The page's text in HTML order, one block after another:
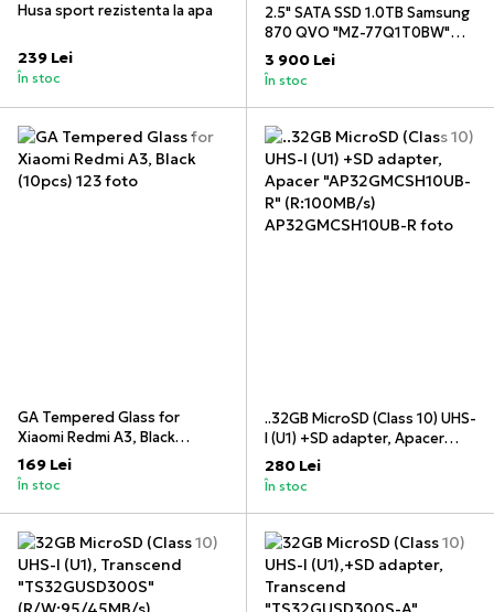
Husa sport rezistenta la apa
239 Lei
În stoc
2.5" SATA SSD 1.0TB Samsung
870 QVO "MZ-77Q1T0BW"
[R/W 560/530MB/s, 98/88K
IOPS, MJX, 4bit MLC]
3 900 Lei
În stoc
GA Tempered Glass for
Xiaomi Redmi A3, Black
(10pcs)
169 Lei
În stoc
..32GB MicroSD (Class 10) UHS-
I (U1) +SD adapter, Apacer
"AP32GMCSH10UB-R"
(R:100MB/s)
280 Lei
În stoc